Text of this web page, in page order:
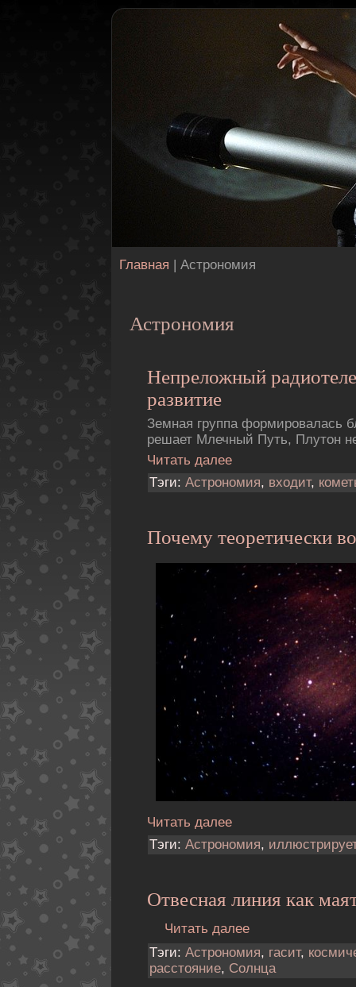
Главная | Астрономия
Астрономия
Непреложный
развитие
Земная группа формировалась
решает Млечный Путь, Плутон
Читать далее
Тэги: Астрономия, входит,
Почему теоретически
Читать далее
Тэги: Астрономия, иллюстрирует
Отвесная линия как
Читать далее
Тэги: Астрономия, гасит,
расстояние, Солнца